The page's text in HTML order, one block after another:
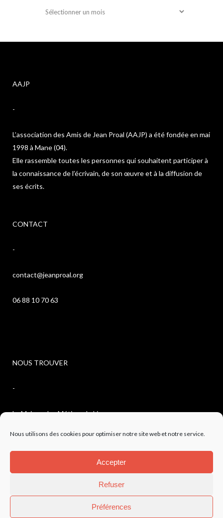
Nous utilisons des cookies pour optimiser notre site web et notre service.
Accepter
Refuser
Préférences
Archives
AAJP
-
L’association des Amis de Jean Proal (AAJP) a été fondée en mai
1998 à Mane (04).
Elle rassemble toutes les personnes qui souhaitent participer à
la connaissance de l’écrivain, de son œuvre et à la diffusion de
ses écrits.
CONTACT
-
contact@jeanproal.org
06 88 10 70 63
NOUS TROUVER
-
La Maison des Métiers du Livre
4, avenue de l’observatoire